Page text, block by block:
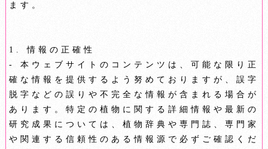
ます。
1. 情報の正確性
- 本ウェブサイトのコンテンツは、可能な限り正
確な情報を提供するよう努めておりますが、誤字
脱字などの誤りや不完全な情報が含まれる場合が
あります。特定の植物に関する詳細情報や最新の
研究成果については、植物辞典や専門誌、専門家
や関連する信頼性のある情報源で必ずご確認くだ